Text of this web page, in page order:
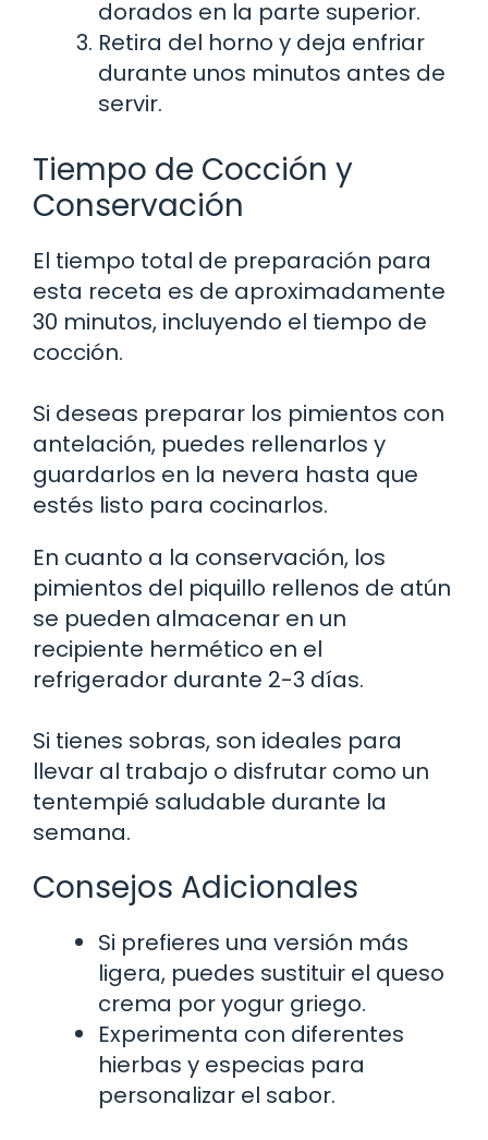
dorados en la parte superior.
Retira del horno y deja enfriar
durante unos minutos antes de
servir.
Tiempo de Cocción y
Conservación
El tiempo total de preparación para
esta receta es de aproximadamente
30 minutos, incluyendo el tiempo de
cocción.
Si deseas preparar los pimientos con
antelación, puedes rellenarlos y
guardarlos en la nevera hasta que
estés listo para cocinarlos.
En cuanto a la conservación, los
pimientos del piquillo rellenos de atún
se pueden almacenar en un
recipiente hermético en el
refrigerador durante 2-3 días.
Si tienes sobras, son ideales para
llevar al trabajo o disfrutar como un
tentempié saludable durante la
semana.
Consejos Adicionales
Si prefieres una versión más
ligera, puedes sustituir el queso
crema por yogur griego.
Experimenta con diferentes
hierbas y especias para
personalizar el sabor.